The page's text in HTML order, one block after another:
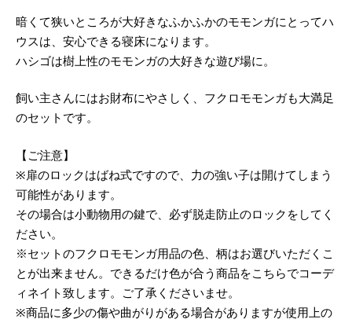
暗くて狭いところが大好きなふかふかのモモンガにとってハ
ウスは、安心できる寝床になります。
ハシゴは樹上性のモモンガの大好きな遊び場に。
飼い主さんにはお財布にやさしく、フクロモモンガも大満足
のセットです。
【ご注意】
※扉のロックはばね式ですので、力の強い子は開けてしまう
可能性があります。
その場合は小動物用の鍵で、必ず脱走防止のロックをしてく
ださい。
※セットのフクロモモンガ用品の色、柄はお選びいただくこ
とが出来ません。できるだけ色が合う商品をこちらでコーデ
ィネイト致します。ご了承くださいませ。
※商品に多少の傷や曲がりがある場合がありますが使用上の